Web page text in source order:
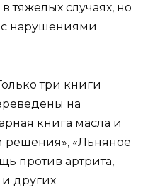
тяжелых случаях, но
с нарушениями
три книги
на
книга масла и
решения», «Льняное
против артрита,
других